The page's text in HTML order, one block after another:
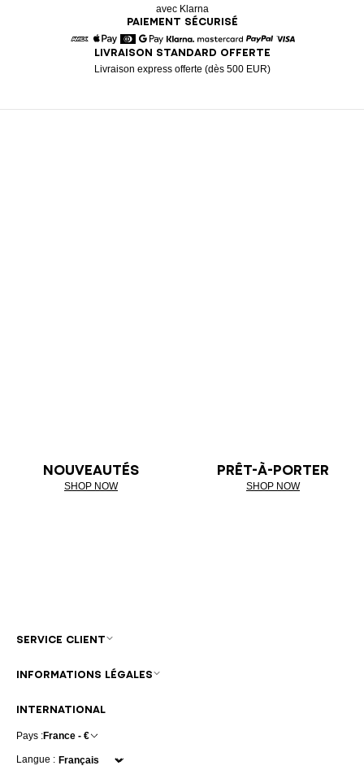
avec Klarna
PAIEMENT SÉCURISÉ
American Express
Apple Pay
DinersGoogle Pay
Klarna MastercardPaypal
LIVRAISON STANDARD OFFERTE
Livraison express offerte (dès 500 EUR)
NOUVEAUTÉS
SHOP NOW
PRÊT-À-PORTER
SHOP NOW
INTERNATIONAL
Pays :France - €
Langue :
SERVICE CLIENT
INFORMATIONS LÉGALES